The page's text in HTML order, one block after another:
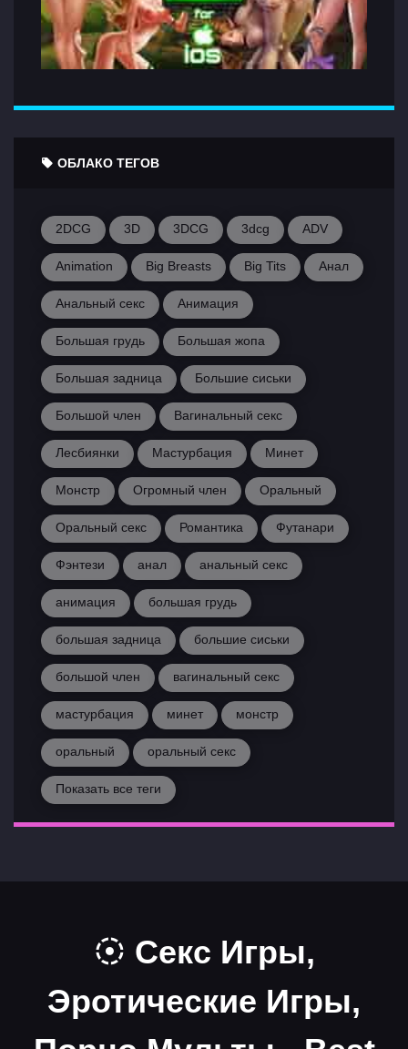
ОБЛАКО ТЕГОВ
2DCG 3D 3DCG 3dcg ADV
Animation Big Breasts Big Tits Анал
Анальный секс Анимация
Большая грудь Большая жопа
Большая задница Большие сиськи
Большой член Вагинальный секс
Лесбиянки Мастурбация Минет
Монстр Огромный член Оральный
Оральный секс Романтика Футанари
Фэнтези анал анальный секс
анимация большая грудь
большая задница большие сиськи
большой член вагинальный секс
мастурбация минет монстр
оральный оральный секс
Показать все теги
Секс Игры,
Эротические Игры,